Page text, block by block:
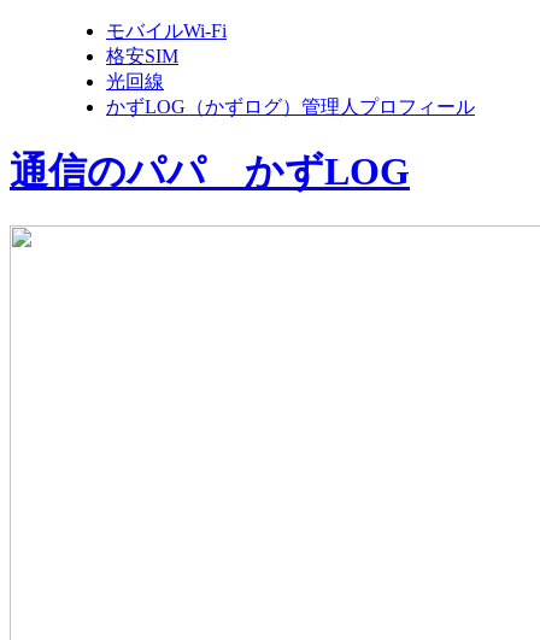
モバイルWi-Fi
格安SIM
光回線
かずLOG（かずログ）管理人プロフィール
通信のパパ かずLOG